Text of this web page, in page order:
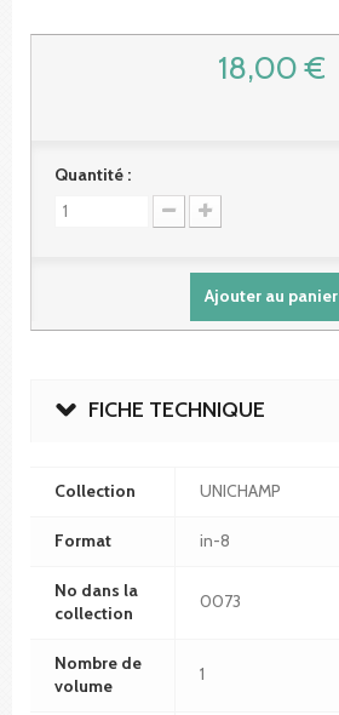
18,00 €
Quantité :
Ajouter au panier
FICHE TECHNIQUE
Collection UNICHAMP
Format in-8
No dans la
collection
0073
Nombre de
volume
1